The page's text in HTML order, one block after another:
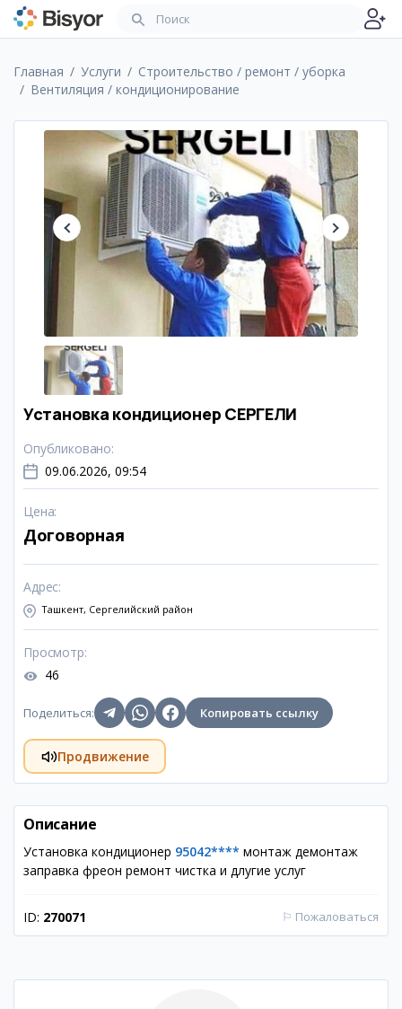
Главная Услуги
Строительство / ремонт / уборка
Вентиляция / кондиционирование
Установка кондиционер СЕРГЕЛИ
Опубликовано:
09.06.2026, 09:54
Цена:
Договорная
Адрес:
Ташкент, Сергелийский район
Просмотр:
46
Поделиться: Копировать ссылку
Продвижение
Описание
Установка кондиционер 95042**** монтаж демонтаж
заправка фреон ремонт чистка и длугие услуг
ID: 270071 ⚐ Пожаловаться